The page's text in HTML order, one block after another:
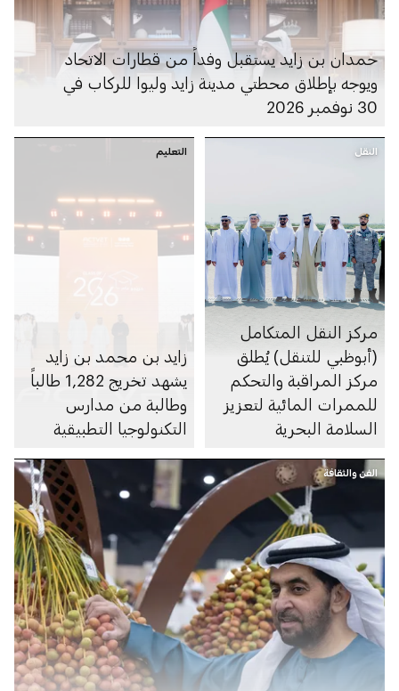
حمدان بن زايد يستقبل وفداً من قطارات الاتحاد
ويوجه بإطلاق محطتي مدينة زايد وليوا للركاب في
30 نوفمبر 2026
النقل
مركز النقل المتكامل
(أبوظبي للتنقل) يُطلق
مركز المراقبة والتحكم
للممرات المائية لتعزيز
السلامة البحرية
التعليم
زايد بن محمد بن زايد
يشهد تخريج 1,282 طالباً
وطالبة من مدارس
التكنولوجيا التطبيقية
الفن والثقافة